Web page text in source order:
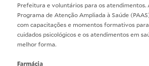
Prefeitura e voluntários para os atendimentos.
Programa de Atenção Ampliada à Saúde
com capacitações e momentos formativos
cuidados psicológicos e os atendimentos em
melhor forma.
Farmácia